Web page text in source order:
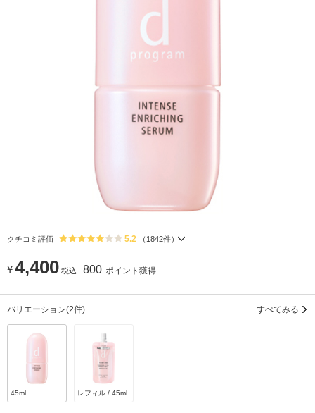
クチコミ評価 5.2 （ 1842件）
¥4,400 税込 800 ポイント獲得
バリエーション(2件) すべてみる
45ml レフィル / 45ml